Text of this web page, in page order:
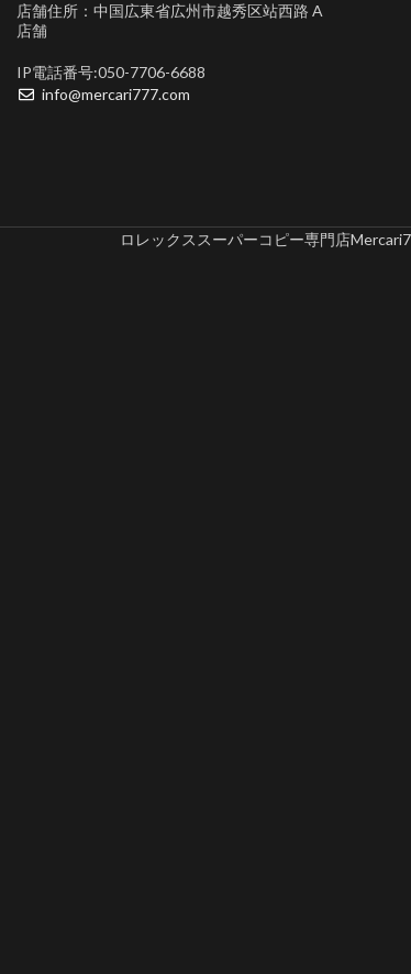
店舗住所：中国広東省広州市越秀区站西路 A
店舗
IP電話番号:050-7706-6688
info@mercari777.com
ロレックススーパーコピー専門店